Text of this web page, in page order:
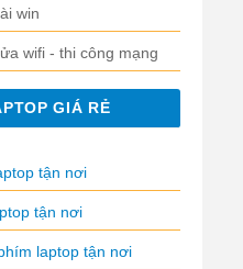
win
wifi - thi công mạng
GIÁ RẺ
tận nơi
tận nơi
laptop tận nơi